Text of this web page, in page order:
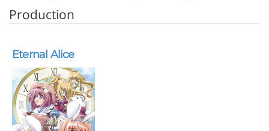
Production
Eternal Alice